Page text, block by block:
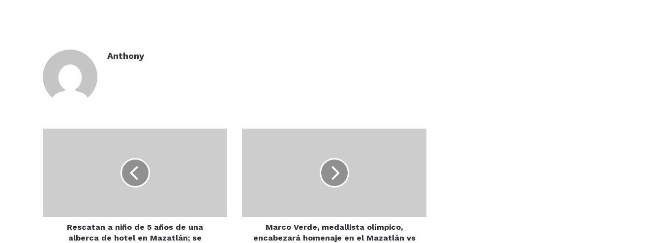
Anthony
alberca
Rescatan a niño de 5 años de una
alberca de hotel en Mazatlán; se
Mazatlán
Pachuca
Marco Verde, medallista olímpico,
encabezará homenaje en el Mazatlán vs